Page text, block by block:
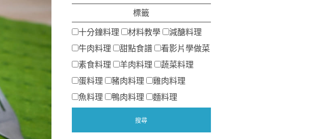
標籤
十分鐘料理 材料教學
減醣料理
牛肉料理
甜點食譜
看影片學做菜
素食料理
羊肉料理
蔬菜料理
蛋料理
豬肉料理
雞肉料理
魚料理
鴨肉料理 麵料理